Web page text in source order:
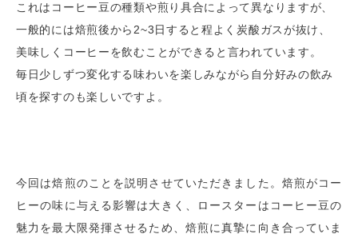
これはコーヒー豆の種類や煎り具合によって異なりますが、
一般的には焙煎後から2~3日すると程よく炭酸ガスが抜け、
美味しくコーヒーを飲むことができると言われています。
毎日少しずつ変化する味わいを楽しみながら自分好みの飲み
頃を探すのも楽しいですよ。
今回は焙煎のことを説明させていただきました。焙煎がコー
ヒーの味に与える影響は大きく、ロースターはコーヒー豆の
魅力を最大限発揮させるため、焙煎に真摯に向き合っていま